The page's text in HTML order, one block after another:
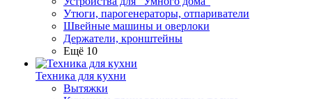
Утюги, парогенераторы, отпариватели
Швейные машины и оверлоки
Держатели, кронштейны
Ещё 10
Техника для кухни
Вытяжки